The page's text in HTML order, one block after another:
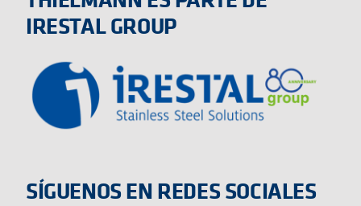
IRESTAL GROUP
SÍGUENOS EN REDES SOCIALES